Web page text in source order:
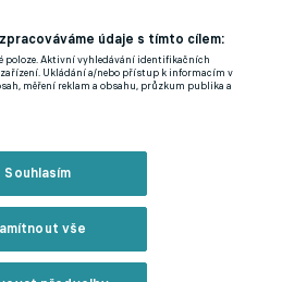
GDPR a žurnalistika
údaje s tímto cílem:
poloze. Aktivní vyhledávání identifikačních
Ukládání a/nebo přístup k informacím v
měření reklam a obsahu, průzkum publika a
Souhlasím
vše